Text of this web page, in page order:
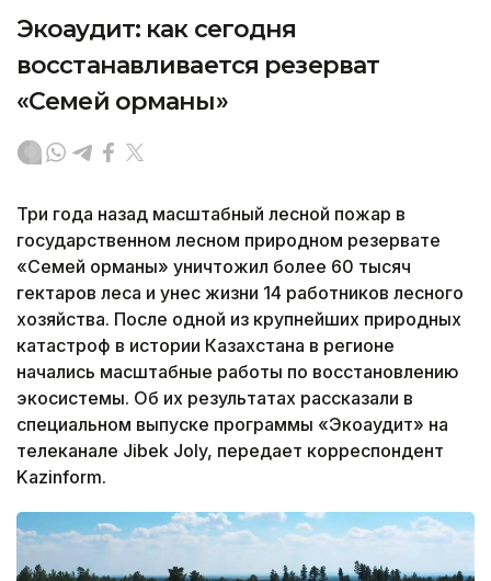
Экоаудит: как сегодня
восстанавливается резерват
«Семей орманы»
Три года назад масштабный лесной пожар в
государственном лесном природном резервате
«Семей орманы» уничтожил более 60 тысяч
гектаров леса и унес жизни 14 работников лесного
хозяйства. После одной из крупнейших природных
катастроф в истории Казахстана в регионе
начались масштабные работы по восстановлению
экосистемы. Об их результатах рассказали в
специальном выпуске программы «Экоаудит» на
телеканале Jibek Joly, передает корреспондент
Kazinform.